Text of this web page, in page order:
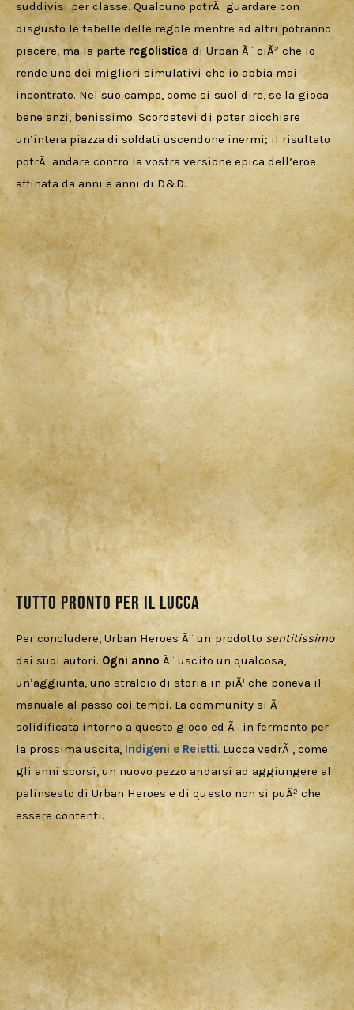
suddivisi per classe. Qualcuno potrÃ  guardare con
disgusto le tabelle delle regole mentre ad altri potranno
piacere, ma la parte regolistica di Urban Ã¨ ciÃ² che lo
rende uno dei migliori simulativi che io abbia mai
incontrato. Nel suo campo, come si suol dire, se la gioca
bene anzi, benissimo. Scordatevi di poter picchiare
un’intera piazza di soldati uscendone inermi; il risultato
potrÃ  andare contro la vostra versione epica dell’eroe
affinata da anni e anni di D&D.
Tutto pronto per il Lucca
Per concludere, Urban Heroes Ã¨ un prodotto sentitissimo
dai suoi autori. Ogni anno Ã¨ uscito un qualcosa,
un’aggiunta, uno stralcio di storia in piÃ¹ che poneva il
manuale al passo coi tempi. La community si Ã¨
solidificata intorno a questo gioco ed Ã¨ in fermento per
la prossima uscita, Indigeni e Reietti. Lucca vedrÃ , come
gli anni scorsi, un nuovo pezzo andarsi ad aggiungere al
palinsesto di Urban Heroes e di questo non si puÃ² che
essere contenti.